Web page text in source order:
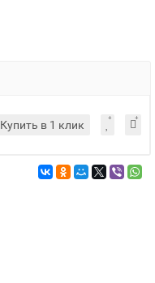
Купить в 1 клик